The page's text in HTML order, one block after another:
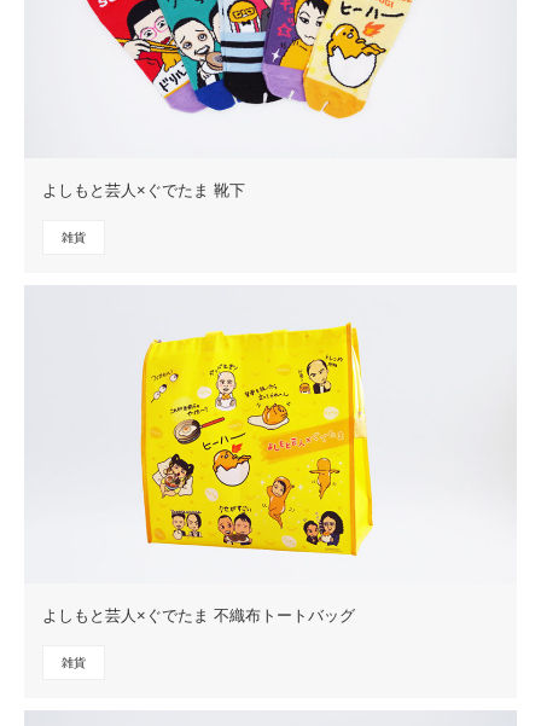
よしもと芸人×ぐでたま 靴下
雑貨
よしもと芸人×ぐでたま 不織布トートバッグ
雑貨